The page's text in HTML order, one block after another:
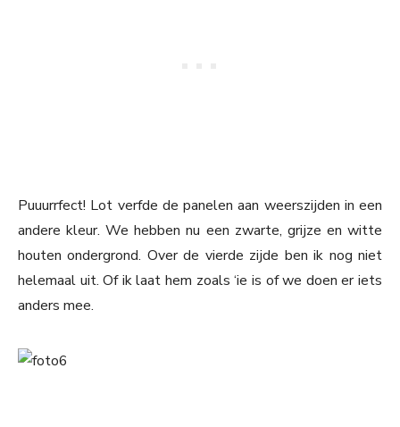
Puuurrfect! Lot verfde de panelen aan weerszijden in een
andere kleur. We hebben nu een zwarte, grijze en witte
houten ondergrond. Over de vierde zijde ben ik nog niet
helemaal uit. Of ik laat hem zoals ‘ie is of we doen er iets
anders mee.